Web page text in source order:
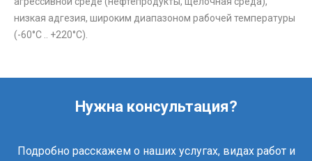
низкая адгезия, широким диапазоном рабочей температуры
(-60°C .. +220°C).
Нужна консультация?
Подробно расскажем о наших услугах, видах работ и